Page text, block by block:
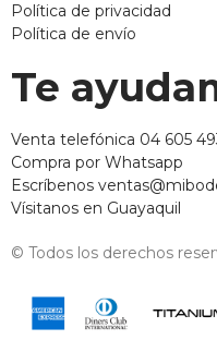
Política de privacidad
Política de envío
Te
Venta telefónica 04 605
Compra por Whatsapp
Escríbenos
Vísitanos en Guayaquil
© Todos los derechos